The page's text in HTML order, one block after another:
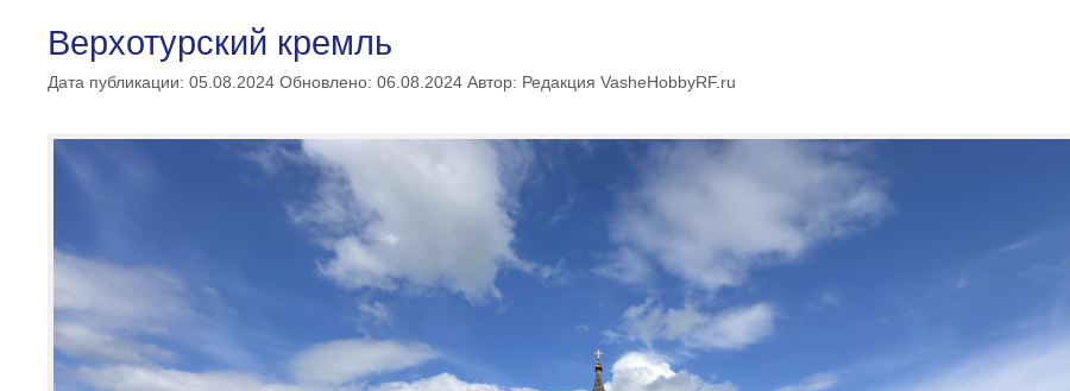
Верхотурский кремль
Дата публикации: 05.08.2024 Обновлено: 06.08.2024 Автор: Редакция VasheHobbyRF.ru